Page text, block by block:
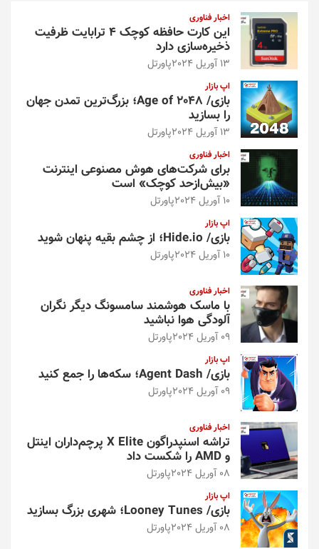
اخبار فناوری
این کارت حافظه کوچک ۴ ترابایت ظرفیت
ذخیره‌سازی دارد
13 آوریل 2024 پاورتل
اپ بازار
بازی/ Age of 2048؛ بزرگ‌ترین تمدن جهان
را بسازید
13 آوریل 2024 پاورتل
اخبار فناوری
برای شرکت‌های هوش مصنوعی اینترنت
«بیش‌از‌حد کوچک» است
10 آوریل 2024 پاورتل
اپ بازار
بازی/ Hide.io؛ از چشم بقیه پنهان شوید
10 آوریل 2024 پاورتل
اخبار فناوری
با ماسک هوشمند سامسونگ دیگر نگران
آلودگی هوا نباشید
09 آوریل 2024 پاورتل
اپ بازار
بازی/ Agent Dash؛ سکه‌ها را جمع کنید
09 آوریل 2024 پاورتل
اخبار فناوری
تراشه اسنپدراگون X Elite پرچم‌داران اینتل
و AMD را شکست داد
08 آوریل 2024 پاورتل
اپ بازار
بازی/ Looney Tunes؛ شهری بزرگ بسازید
08 آوریل 2024 پاورتل